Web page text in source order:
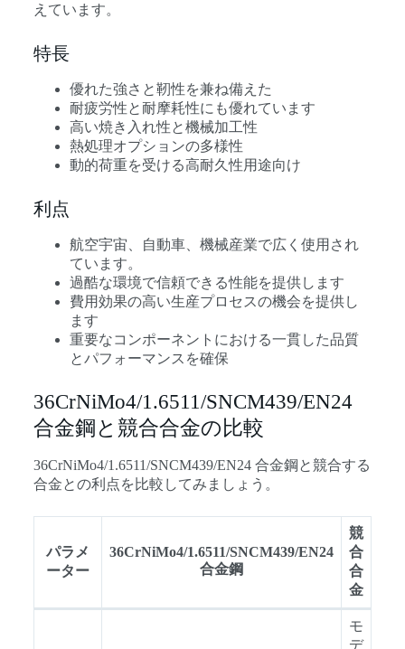
えています。
特長
優れた強さと靭性を兼ね備えた
耐疲労性と耐摩耗性にも優れています
高い焼き入れ性と機械加工性
熱処理オプションの多様性
動的荷重を受ける高耐久性用途向け
利点
航空宇宙、自動車、機械産業で広く使用され
ています。
過酷な環境で信頼できる性能を提供します
費用効果の高い生産プロセスの機会を提供し
ます
重要なコンポーネントにおける一貫した品質
とパフォーマンスを確保
36CrNiMo4/1.6511/SNCM439/EN24
合金鋼と競合合金の比較
36CrNiMo4/1.6511/SNCM439/EN24 合金鋼と競合する
合金との利点を比較してみましょう。
パラメ
ーター
36CrNiMo4/1.6511/SNCM439/EN24
合金鋼
競
合
合
金
モ
デ